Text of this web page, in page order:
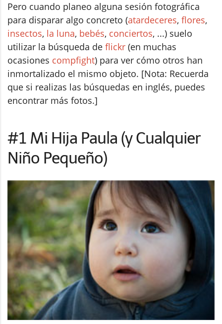
Pero cuando planeo alguna sesión fotográfica
para disparar algo concreto (atardeceres, flores,
insectos, la luna, bebés, conciertos, ...) suelo
utilizar la búsqueda de flickr (en muchas
ocasiones compfight) para ver cómo otros han
inmortalizado el mismo objeto. [Nota: Recuerda
que si realizas las búsquedas en inglés, puedes
encontrar más fotos.]
#1 Mi Hija Paula (y Cualquier
Niño Pequeño)